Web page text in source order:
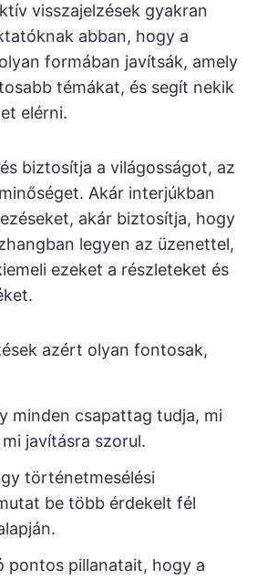
visszajelzések gyakran
abban, hogy a
formában javítsák, amely
témákat, és segít nekik
elérni.
biztosítja a világosságot, az
Akár interjúkban
akár biztosítja, hogy
legyen az üzenettel,
ezeket a részleteket és
azért olyan fontosak,
minden csapattag tudja, mi
javításra szorul.
történetmesélési
be több érdekelt fél
pontos pillanatait, hogy a